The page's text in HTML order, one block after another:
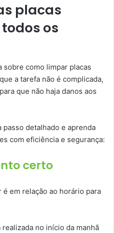
placas
os
sobre como limpar placas
a tarefa não é complicada,
que não haja danos aos
passo detalhado e aprenda
com eficiência e segurança:
certo
em relação ao horário para
no início da manhã